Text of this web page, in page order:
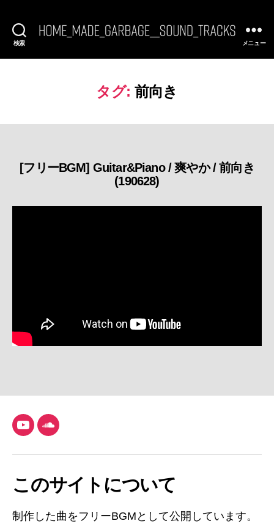
検索
BGM]
SoundTracks
メニュー
タグ: 前向き
カ
テ
リ
[フリーBGM] Guitar&Piano / 爽やか / 前向き
(190628)
YouTubeSoundCloud
このサイトについて
制作した曲をフリーBGMとして公開しています。